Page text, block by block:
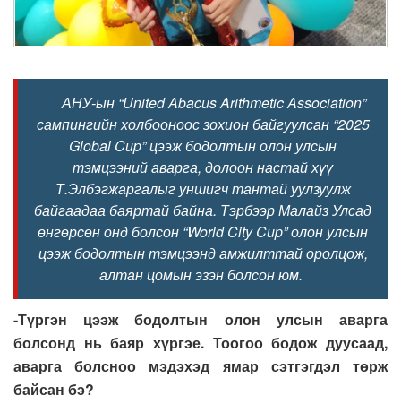
АНУ-ын “United Abacus Arithmetic Association”
сампингийн холбооноос зохион байгуулсан “2025
Global Cup” цээж бодолтын олон улсын
тэмцээний аварга, долоон настай хүү
Т.Элбэгжаргалыг уншигч тантай уулзуулж
байгаадаа баяртай байна. Тэрбээр Малайз Улсад
өнгөрсөн онд болсон “World City Cup” олон улсын
цээж бодолтын тэмцээнд амжилттай оролцож,
алтан цомын эзэн болсон юм.
-Түргэн цээж бодолтын олон улсын аварга
болсонд нь баяр хүргэе. Тоогоо бодож дуусаад,
аварга болсноо мэдэхэд ямар сэтгэгдэл төрж
байсан бэ?